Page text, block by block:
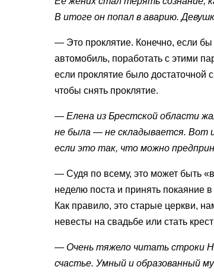
В итоге он попал в аварию.
— Это проклятие. Конечно, если
автомобиль, поработать с этими
если проклятие было достаточной
чтобы снять проклятие.
— Елена из Брестской области
не была — не складывается. Вот
если это так, что можно
— Судя по всему, это может быть
неделю поста и принять покаяние
Как правило, это старые церкви,
невесты на свадьбе или стать
— Очень тяжело читать строки
счастье. Умный и образованный